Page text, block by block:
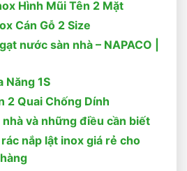
Hình Mũi Tên 2 Mặt
Cán Gỗ 2 Size
nước sàn nhà – NAPACO |
Năng 1S
2 Quai Chống Dính
và những điều cần biết
nắp lật inox giá rẻ cho